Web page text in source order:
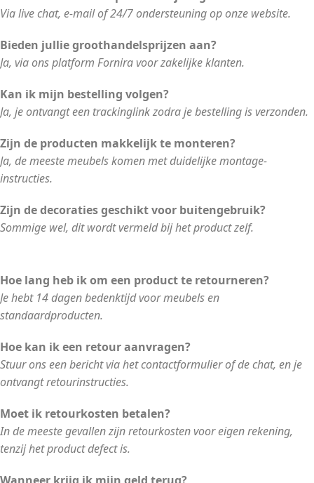
Via live chat, e-mail of 24/7 ondersteuning op onze website.
Bieden jullie groothandelsprijzen aan?
Ja, via ons platform Fornira voor zakelijke klanten.
Kan ik mijn bestelling volgen?
Ja, je ontvangt een trackinglink zodra je bestelling is verzonden.
Zijn de producten makkelijk te monteren?
Ja, de meeste meubels komen met duidelijke montage-
instructies.
Zijn de decoraties geschikt voor buitengebruik?
Sommige wel, dit wordt vermeld bij het product zelf.
Hoe lang heb ik om een product te retourneren?
Je hebt 14 dagen bedenktijd voor meubels en
standaardproducten.
Hoe kan ik een retour aanvragen?
Stuur ons een bericht via het contactformulier of de chat, en je
ontvangt retourinstructies.
Moet ik retourkosten betalen?
In de meeste gevallen zijn retourkosten voor eigen rekening,
tenzij het product defect is.